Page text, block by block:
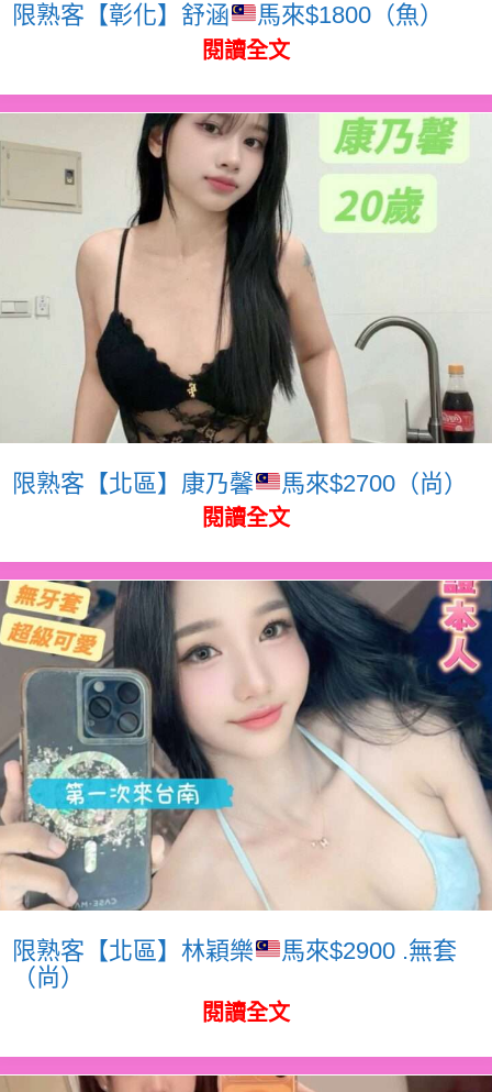
限熟客【彰化】舒涵 馬來$1800（魚）
閱讀全文
限熟客【北區】康乃馨 馬來$2700（尚）
閱讀全文
限熟客【北區】林穎樂
馬來$2900 .無套
（尚）
閱讀全文